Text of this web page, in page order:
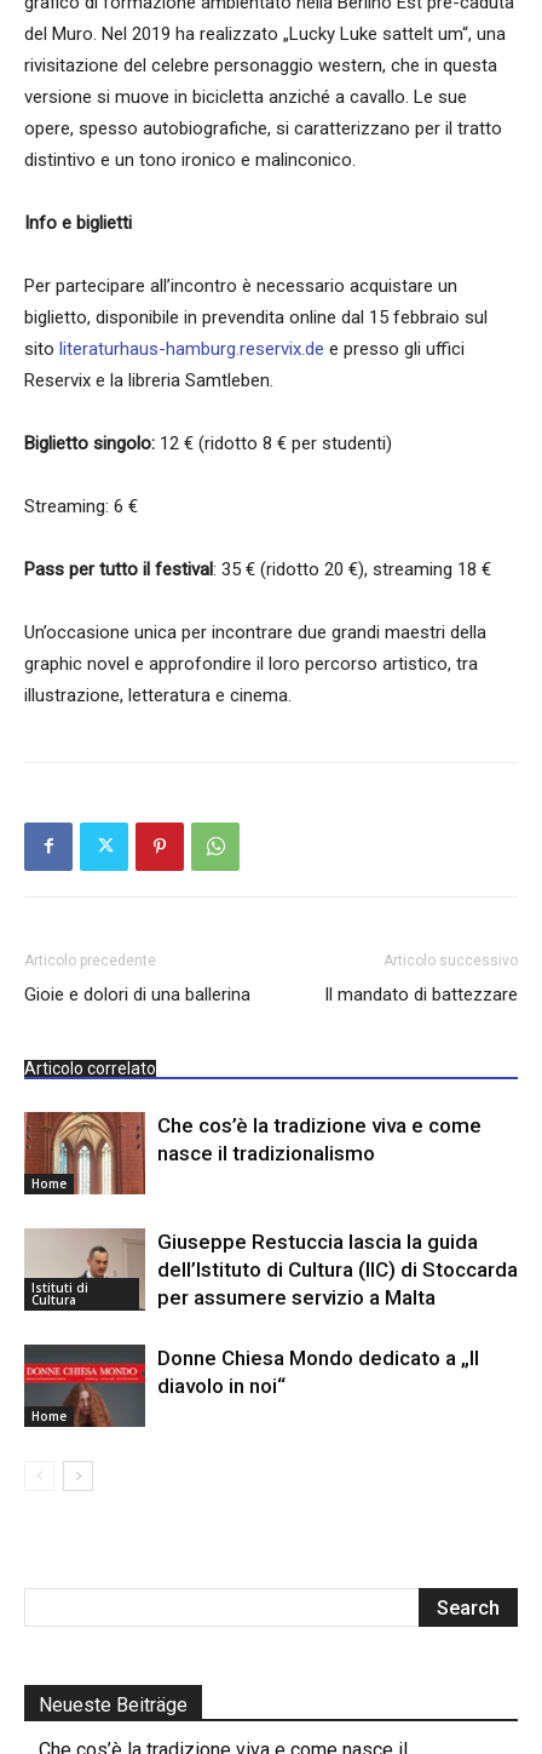
del Muro. Nel 2019 ha realizzato „Lucky Luke sattelt um“, una
rivisitazione del celebre personaggio western, che in questa
versione si muove in bicicletta anziché a cavallo. Le sue
opere, spesso autobiografiche, si caratterizzano per il tratto
distintivo e un tono ironico e malinconico.
Info e biglietti
Per partecipare all’incontro è necessario acquistare un
biglietto, disponibile in prevendita online dal 15 febbraio sul
sito literaturhaus-hamburg.reservix.de e presso gli uffici
Reservix e la libreria Samtleben.
Biglietto singolo: 12 € (ridotto 8 € per studenti)
Streaming: 6 €
Pass per tutto il festival: 35 € (ridotto 20 €), streaming 18 €
Un’occasione unica per incontrare due grandi maestri della
graphic novel e approfondire il loro percorso artistico, tra
illustrazione, letteratura e cinema.
Articolo precedente
Gioie e dolori di una ballerina
Articolo successivo
Il mandato di battezzare
Articolo correlato
Home
Che cos’è la tradizione viva e come
nasce il tradizionalismo
Istituti di
Cultura
Giuseppe Restuccia lascia la guida
dell’Istituto di Cultura (IIC) di Stoccarda
per assumere servizio a Malta
Home
Donne Chiesa Mondo dedicato a „Il
diavolo in noi“
Neueste Beiträge
Che cos’è la tradizione viva e come nasce il